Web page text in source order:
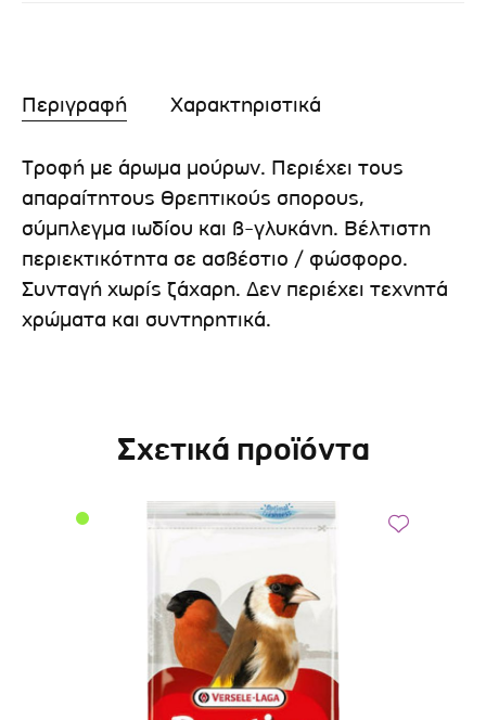
Περιγραφή Χαρακτηριστικά
Τροφή με άρωμα μούρων. Περιέχει τους
απαραίτητους θρεπτικούς σπορους,
σύμπλεγμα ιωδίου και β-γλυκάνη. Βέλτιστη
περιεκτικότητα σε ασβέστιο / φώσφορο.
Συνταγή χωρίς ζάχαρη. Δεν περιέχει τεχνητά
χρώματα και συντηρητικά.
Σχετικά προϊόντα